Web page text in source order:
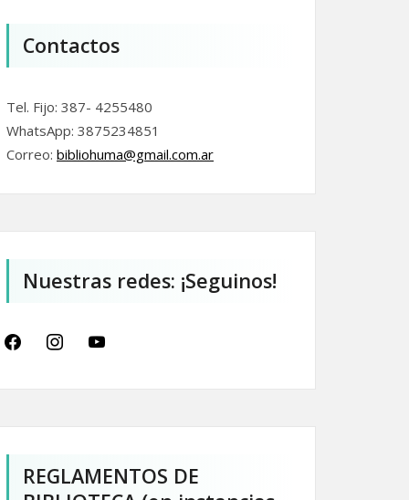
Contactos
Tel. Fijo: 387- 4255480
WhatsApp: 3875234851
Correo: bibliohuma@gmail.com.ar
Nuestras redes: ¡Seguinos!
instagramyoutube
REGLAMENTOS DE